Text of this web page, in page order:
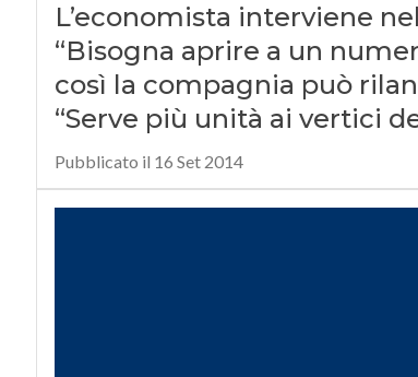
L’economista interviene
“Bisogna aprire a un
così la compagnia può
“Serve più unità ai vertici
Pubblicato il 16 Set 2014